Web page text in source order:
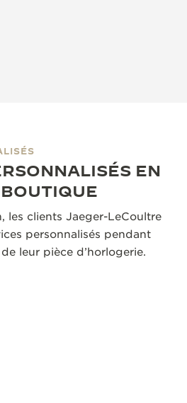
EN
les clients Jaeger-LeCoultre
personnalisés pendant
leur pièce d’horlogerie.